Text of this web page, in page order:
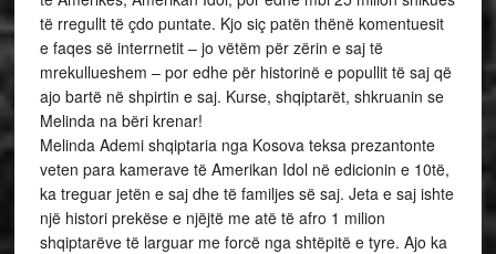
të rregullt të çdo puntate. Kjo siç patën thënë komentuesit
e faqes së interrnetit – jo vëtëm për zërin e saj të
mrekullueshem – por edhe për historinë e popullit të saj që
ajo bartë në shpirtin e saj. Kurse, shqiptarët, shkruanin se
Melinda na bëri krenar!
Melinda Ademi shqiptaria nga Kosova teksa prezantonte
veten para kamerave të Amerikan Idol në edicionin e 10të,
ka treguar jetën e saj dhe të familjes së saj. Jeta e saj ishte
një histori prekëse e njëjtë me atë të afro 1 milion
shqiptarëve të larguar me forcë nga shtëpitë e tyre. Ajo ka